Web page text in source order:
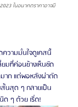
ในอนาคตราคาอาจมี
วามมั่นใจดูเคสนี้
ยมที่ค่อนข้างเห็นชัด
าก แต่พอหลังผ่าตัด
นสุด ๆ กลายเป็น
ด ๆ ด้วย เร่ิด!